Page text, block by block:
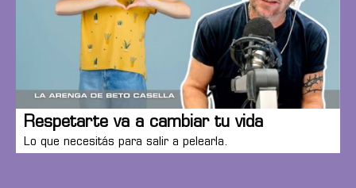
Respetarte va a cambiar tu vida
Lo que necesitás para salir a pelearla.